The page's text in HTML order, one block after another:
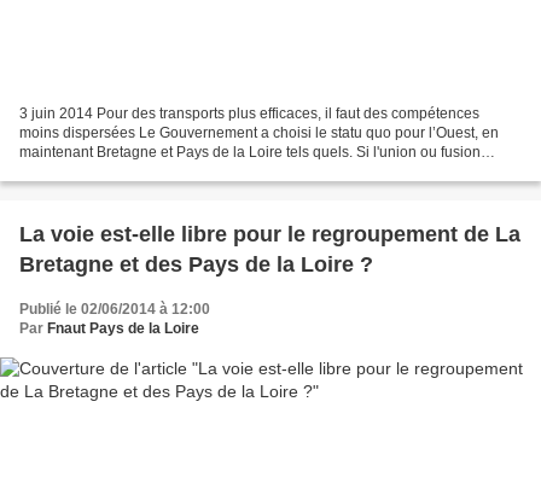
3 juin 2014 Pour des transports plus efficaces, il faut des compétences
moins dispersées Le Gouvernement a choisi le statu quo pour l’Ouest, en
maintenant Bretagne et Pays de la Loire tels quels. Si l'union ou fusion
La voie est-elle libre pour le regroupement de La
Bretagne et des Pays de la Loire ?
Publié le 02/06/2014 à 12:00
Par Fnaut Pays de la Loire